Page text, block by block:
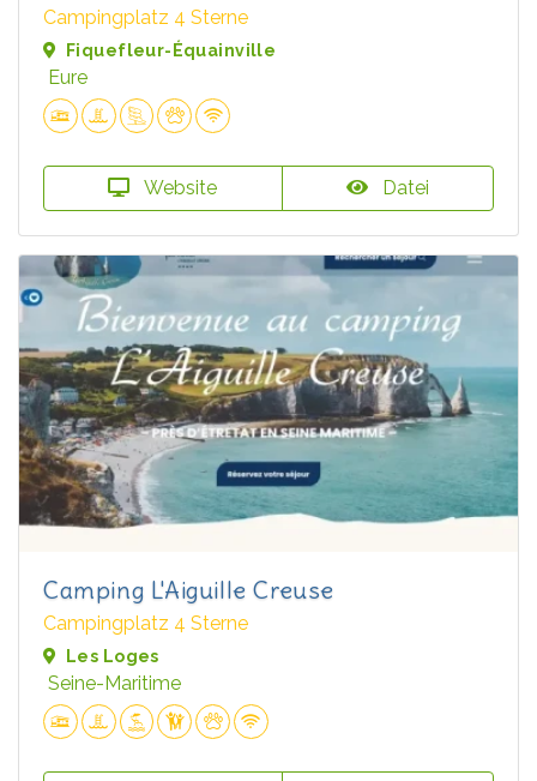
Campingplatz 4 Sterne
Fiquefleur-Équainville
Eure
Website Datei
Camping L'Aiguille Creuse
Campingplatz 4 Sterne
Les Loges
Seine-Maritime